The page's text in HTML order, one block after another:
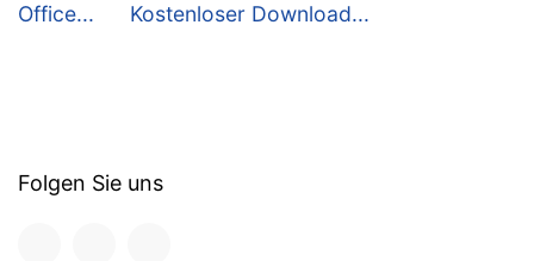
Office...
Kostenloser Download...
Folgen Sie uns